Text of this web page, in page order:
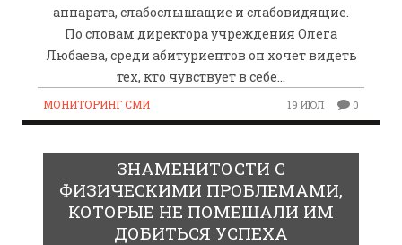
аппарата, слабослышащие и слабовидящие.
По словам директора учреждения Олега
Любаева, среди абитуриентов он хочет видеть
тех, кто чувствует в себе…
МОНИТОРИНГ СМИ 19 ИЮЛ 0
ЗНАМЕНИТОСТИ С
ФИЗИЧЕСКИМИ ПРОБЛЕМАМИ,
КОТОРЫЕ НЕ ПОМЕШАЛИ ИМ
ДОБИТЬСЯ УСПЕХА